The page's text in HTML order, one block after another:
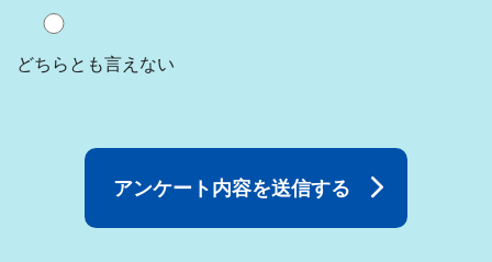
どちらとも言えない